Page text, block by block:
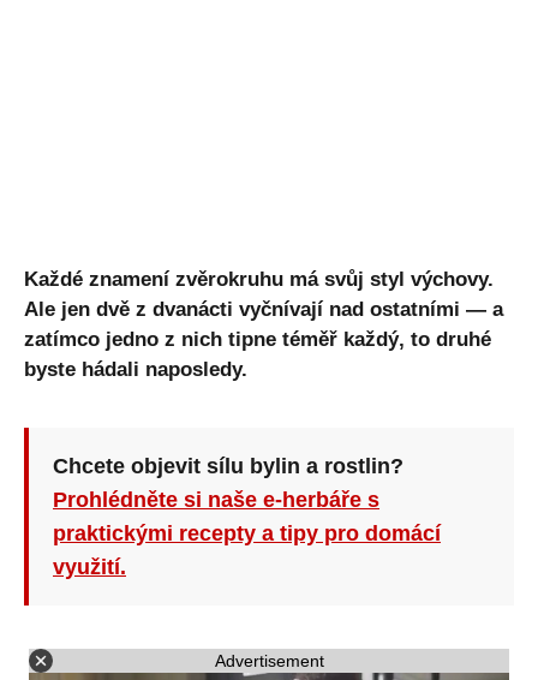
Každé znamení zvěrokruhu má svůj styl výchovy.
Ale jen dvě z dvanácti vyčnívají nad ostatními — a
zatímco jedno z nich tipne téměř každý, to druhé
byste hádali naposledy.
Chcete objevit sílu bylin a rostlin?
Prohlédněte si naše e-herbáře s
praktickými recepty a tipy pro domácí
využití.
Advertisement